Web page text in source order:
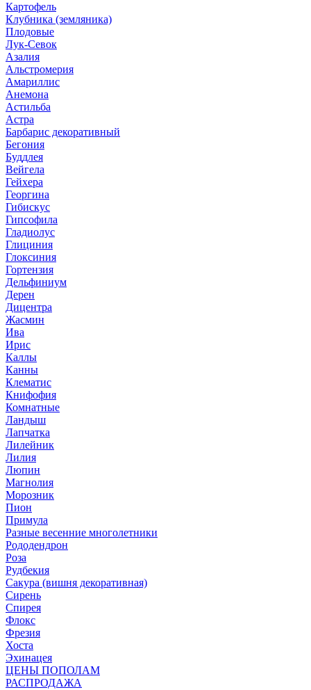
Картофель
Клубника (земляника)
Плодовые
Лук-Севок
Азалия
Альстромерия
Амариллис
Анемона
Астильба
Астра
Барбарис декоративный
Бегония
Буддлея
Вейгела
Гейхера
Георгина
Гибискус
Гипсофила
Гладиолус
Глициния
Глоксиния
Гортензия
Дельфиниум
Дерен
Дицентра
Жасмин
Ива
Ирис
Каллы
Канны
Клематис
Книфофия
Комнатные
Ландыш
Лапчатка
Лилейник
Лилия
Люпин
Магнолия
Морозник
Пион
Примула
Разные весенние многолетники
Рододендрон
Роза
Рудбекия
Сакура (вишня декоративная)
Сирень
Спирея
Флокс
Фрезия
Хоста
Эхинацея
ЦЕНЫ ПОПОЛАМ
РАСПРОДАЖА